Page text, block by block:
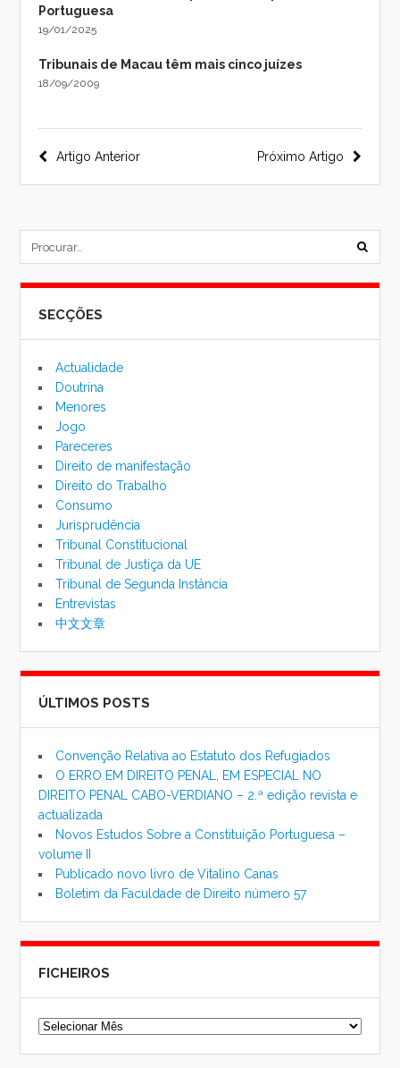
Portuguesa
19/01/2025
Tribunais de Macau têm mais cinco juízes
18/09/2009
Navegação
do
Próximo Artigo
Artigo Anterior
SECÇÕES
Actualidade
Doutrina
Menores
Jogo
Pareceres
Direito de manifestação
Direito do Trabalho
Consumo
Jurisprudência
Tribunal Constitucional
Tribunal de Justiça da UE
Tribunal de Segunda Instância
Entrevistas
中文文章
ÚLTIMOS POSTS
Convenção Relativa ao Estatuto dos Refugiados
O ERRO EM DIREITO PENAL, EM ESPECIAL NO
DIREITO PENAL CABO-VERDIANO – 2.ª edição revista e
actualizada
Novos Estudos Sobre a Constituição Portuguesa –
volume II
Publicado novo livro de Vitalino Canas
Boletim da Faculdade de Direito número 57
FICHEIROS
Ficheiros